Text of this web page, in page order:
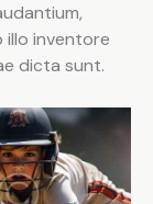
illo inventore
dicta sunt.